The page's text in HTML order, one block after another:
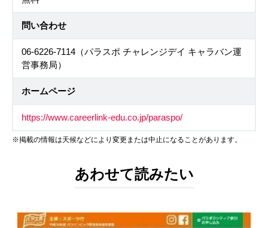
問い合わせ
06-6226-7114（パラスポ チャレンジデイ キャラバン運
営事務局）
ホームページ
https://www.careerlink-edu.co.jp/paraspo/
※掲載の情報は天候などにより変更または中止になることがあります。
あわせて読みたい